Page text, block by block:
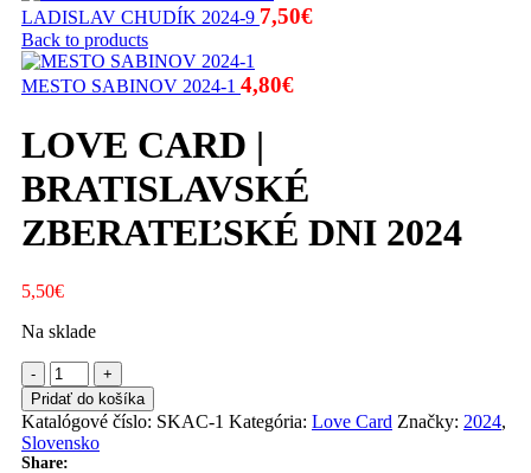
LADISLAV CHUDÍK 2024-9 7,50€
Back to products
MESTO SABINOV 2024-1 4,80€
LOVE CARD |
BRATISLAVSKÉ
ZBERATEĽSKÉ DNI 2024
5,50€
Na sklade
množstvo
LOVE
CARD
|
BRATISLAVSKÉ
Pridať do košíka
Katalógové číslo: SKAC-1 Kategória: Love Card Značky: 2024,
Slovensko
Share: